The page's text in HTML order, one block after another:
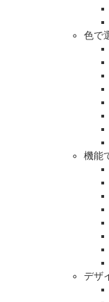
色で
機能
デザ